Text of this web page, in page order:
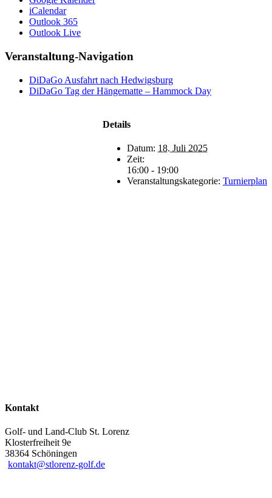
iCalendar
Outlook 365
Outlook Live
Veranstaltung-Navigation
DiDaGo Ausfahrt nach Hedwigsburg
DiDaGo Tag der Hängematte – Hammock Day
Details
Datum: 18. Juli 2025
Zeit:
16:00 - 19:00
Veranstaltungskategorie: Turnierplan
Kontakt
Golf- und Land-Club St. Lorenz
Klosterfreiheit 9e
38364 Schöningen
kontakt@stlorenz-golf.de